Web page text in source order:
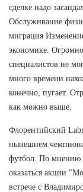
сделке надо
Обслуживание
миграция
экономике.
специалистов не
много времени
конечно, пугает.
как можно выше.
Флорентийский
нынешнем
футбол. По мнению
оказаться акции
встрече с